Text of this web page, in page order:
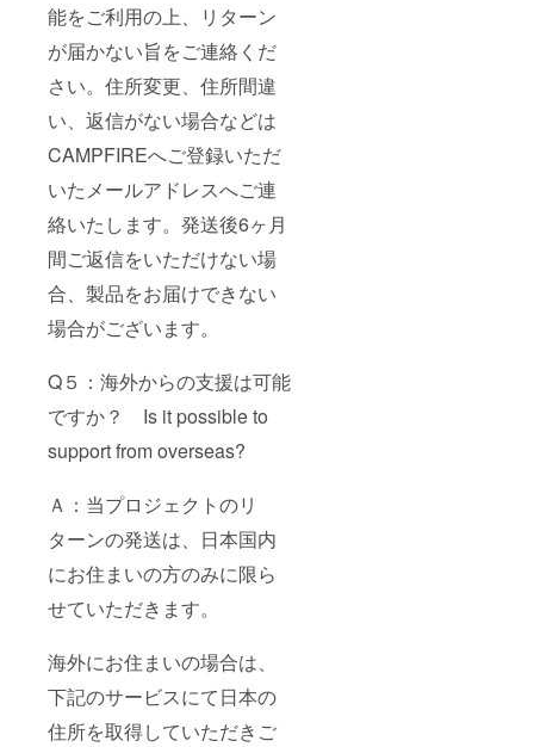
能をご利用の上、リターン
が届かない旨をご連絡くだ
さい。住所変更、住所間違
い、返信がない場合などは
CAMPFIREへご登録いただ
いたメールアドレスへご連
絡いたします。発送後6ヶ月
間ご返信をいただけない場
合、製品をお届けできない
場合がございます。
Q５：海外からの支援は可能
ですか？ Is it possible to
support from overseas?
Ａ：当プロジェクトのリ
ターンの発送は、日本国内
にお住まいの方のみに限ら
せていただきます。
海外にお住まいの場合は、
下記のサービスにて日本の
住所を取得していただきご